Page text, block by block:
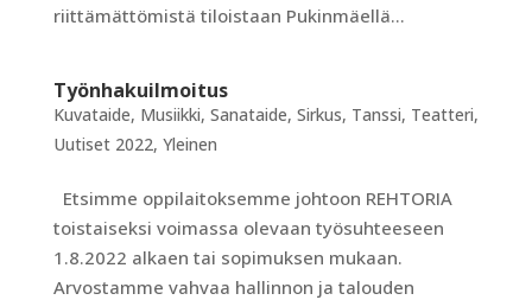
riittämättömistä tiloistaan Pukinmäellä...
Työnhakuilmoitus
Kuvataide, Musiikki, Sanataide, Sirkus, Tanssi, Teatteri,
Uutiset 2022, Yleinen
Etsimme oppilaitoksemme johtoon REHTORIA
toistaiseksi voimassa olevaan työsuhteeseen
1.8.2022 alkaen tai sopimuksen mukaan.
Arvostamme vahvaa hallinnon ja talouden